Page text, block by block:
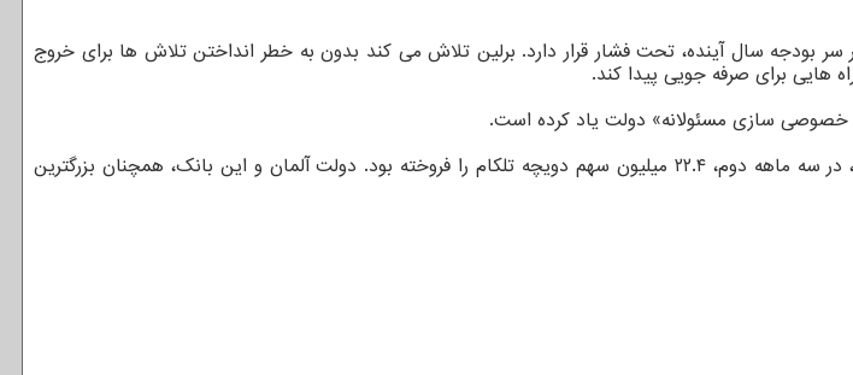
سر بودجه سال آینده، تحت فشار قرار دارد. برلین تلاش می کند بدون به خطر انداختن تلاش ها برای خروج
هایی برای صرفه جویی پیدا کند.
خصوصی سازی مسئولانه» دولت یاد کرده است.
بر اساس گزارش بلومبرگ، ارزش سهام این شرکت امسال ۴.۱ درصد رشد داشته است. بانک KfW، در سه ماهه دوم، ۲۲.۴ میلیون سهم دویچه تلکام را فروخته بود. دولت آلمان و این بانک، همچنان بزرگترین